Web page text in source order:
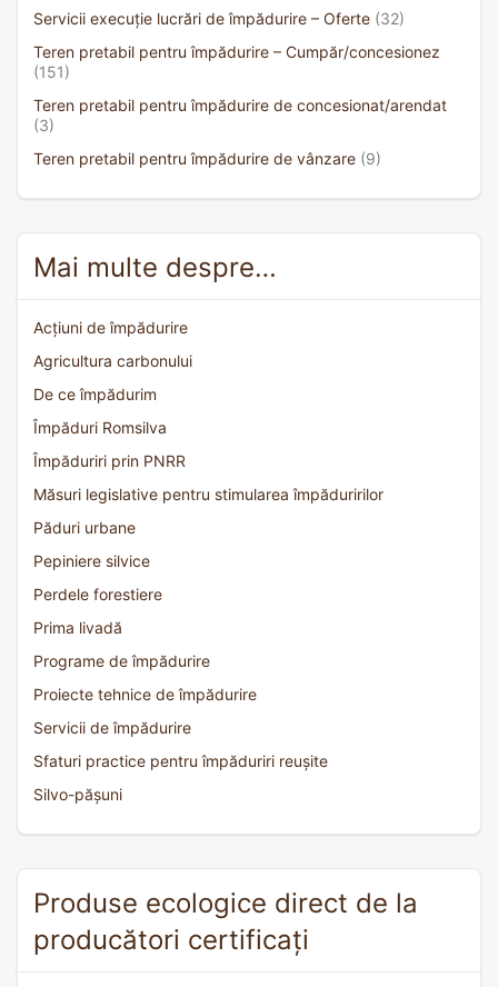
Servicii execuție lucrări de împădurire – Oferte (32)
Teren pretabil pentru împădurire – Cumpăr/concesionez
(151)
Teren pretabil pentru împădurire de concesionat/arendat
(3)
Teren pretabil pentru împădurire de vânzare (9)
Mai multe despre…
Acțiuni de împădurire
Agricultura carbonului
De ce împădurim
Împăduri Romsilva
Împăduriri prin PNRR
Măsuri legislative pentru stimularea împăduririlor
Păduri urbane
Pepiniere silvice
Perdele forestiere
Prima livadă
Programe de împădurire
Proiecte tehnice de împădurire
Servicii de împădurire
Sfaturi practice pentru împăduriri reușite
Silvo-pășuni
Produse ecologice direct de la
producători certificați